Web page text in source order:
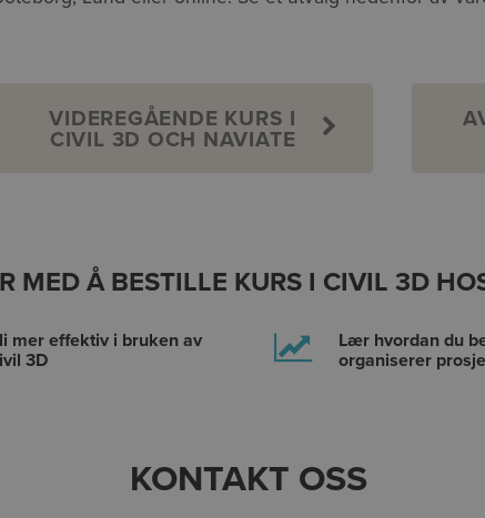
VIDEREGÅENDE KURS I
CIVIL 3D OCH NAVIATE
MED Å BESTILLE KURS I CIVIL 3D
mer effektiv i bruken av
3D
Lær hvordan du
organiserer
KONTAKT OSS